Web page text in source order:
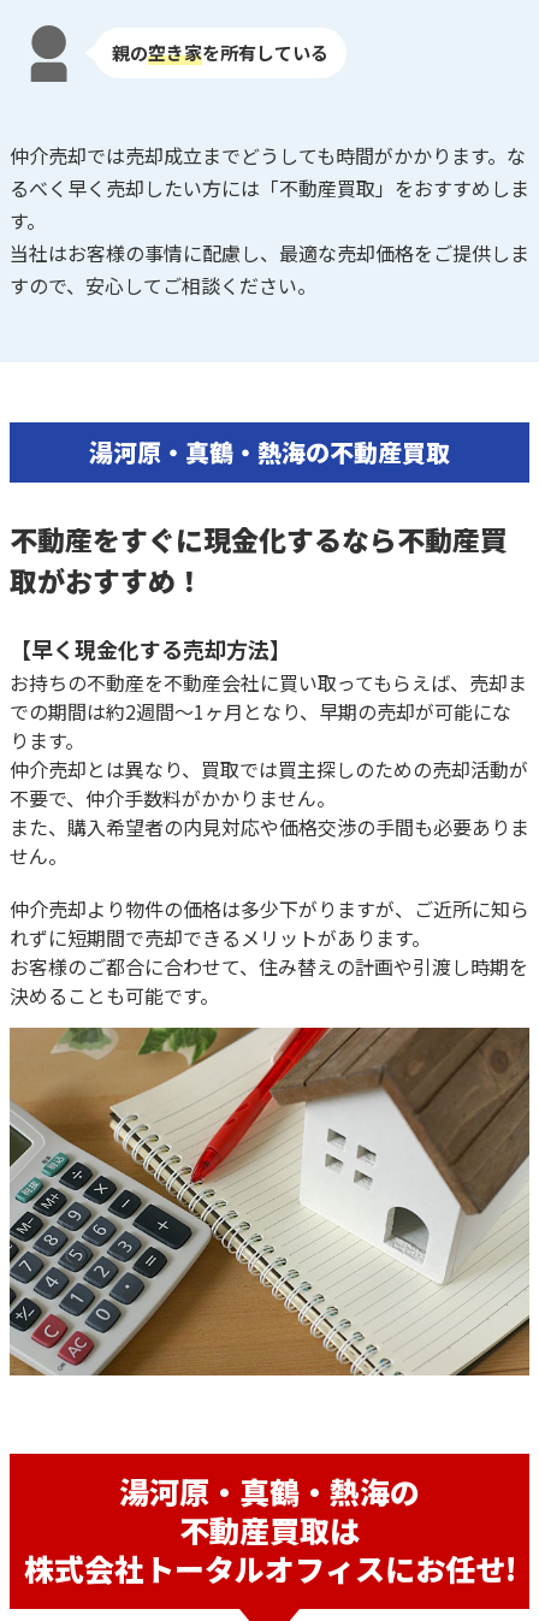
親の空き家を所有している
仲介売却では売却成立までどうしても時間がかかります。な
るべく早く売却したい方には「不動産買取」をおすすめしま
す。
当社はお客様の事情に配慮し、最適な売却価格をご提供しま
すので、安心してご相談ください。
湯河原・真鶴・熱海の不動産買取
不動産をすぐに現金化するなら不動産買
取がおすすめ！
【早く現金化する売却方法】
お持ちの不動産を不動産会社に買い取ってもらえば、売却ま
での期間は約2週間～1ヶ月となり、早期の売却が可能にな
ります。
仲介売却とは異なり、買取では買主探しのための売却活動が
不要で、仲介手数料がかかりません。
また、購入希望者の内見対応や価格交渉の手間も必要ありま
せん。
仲介売却より物件の価格は多少下がりますが、ご近所に知ら
れずに短期間で売却できるメリットがあります。
お客様のご都合に合わせて、住み替えの計画や引渡し時期を
決めることも可能です。
湯河原・真鶴・熱海の
不動産買取は
株式会社トータルオフィスにお任せ!